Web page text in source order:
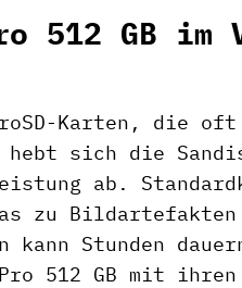
512 GB im
Karten, die
sich die
ab.
zu
kann Stunden
512 GB mit